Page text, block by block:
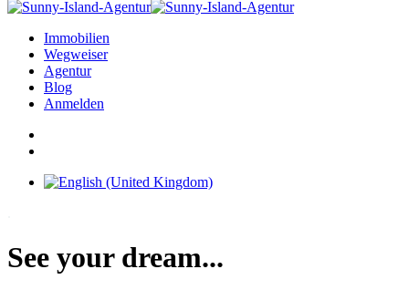
Immobilien
Wegweiser
Agentur
Blog
Anmelden
See your dream...